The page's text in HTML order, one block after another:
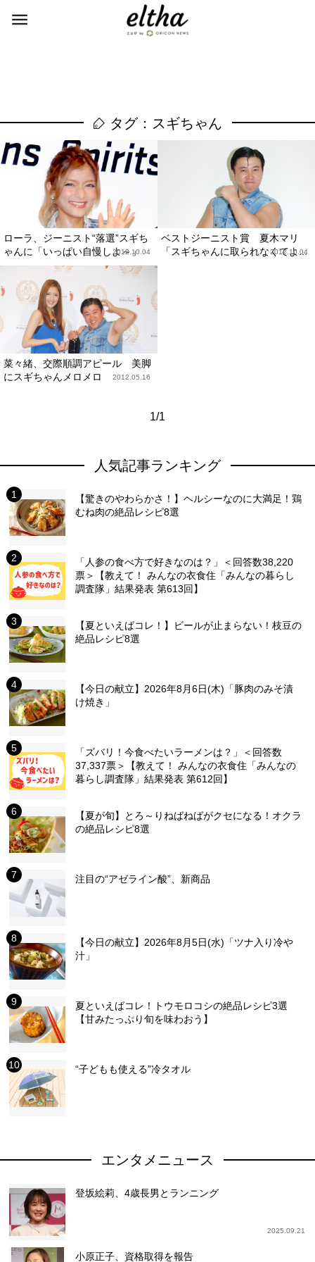
タグ：スギちゃん
ローラ、ジーニスト“落選”スギち
ゃんに「いっぱい自慢しよ～」
2012.10.04
ベストジーニスト賞 夏木マリ
「スギちゃんに取られなくてよ...
2012.10.04
菜々緒、交際順調アピール 美脚
にスギちゃんメロメロ
2012.05.16
1/1
人気記事ランキング
【驚きのやわらかさ！】ヘルシーなのに大満足！鶏
むね肉の絶品レシピ8選
「人参の食べ方で好きなのは？」＜回答数38,220
票＞【教えて！ みんなの衣食住「みんなの暮らし
調査隊」結果発表 第613回】
【夏といえばコレ！】ビールが止まらない！枝豆の
絶品レシピ8選
【今日の献立】2026年8月6日(木)「豚肉のみそ漬
け焼き」
「ズバリ！今食べたいラーメンは？」＜回答数
37,337票＞【教えて！ みんなの衣食住「みんなの
暮らし調査隊」結果発表 第612回】
【夏が旬】とろ～りねばねばがクセになる！オクラ
の絶品レシピ8選
注目の“アゼライン酸”、新商品
【今日の献立】2026年8月5日(水)「ツナ入り冷や
汁」
夏といえばコレ！トウモロコシの絶品レシピ3選
【甘みたっぷり旬を味わおう】
“子どもも使える”冷タオル
エンタメニュース
登坂絵莉、4歳長男とランニング
2025.09.21
小原正子、資格取得を報告